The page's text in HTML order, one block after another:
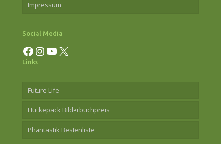
Impressum
Social Media
Facebook InstagramYouTube X
Links
Future Life
Huckepack Bilderbuchpreis
Phantastik Bestenliste